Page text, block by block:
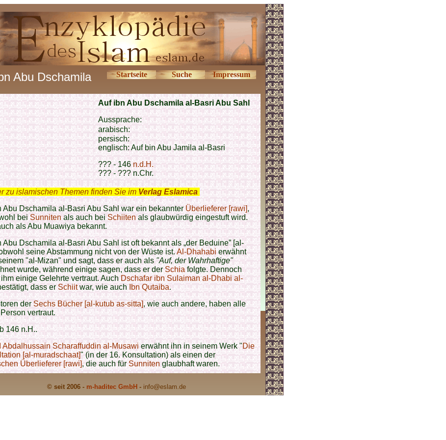
Abu Dschamila Startseite Suche Impressum
Auf ibn Abu Dschamila al-Basri Abu Sahl
Aussprache:
arabisch:
persisch:
englisch:Auf bin Abu Jamila al-Basri
??? - 146n.d.H.
??? - ??? n.Chr.
zu islamischen Themen finden Sie im Verlag Eslamica
Abu Dschamila al-Basri Abu Sahl war ein bekannterÜberlieferer [rawi],
beiSunnitenals auch beiSchiitenals glaubwürdig eingestuft wird.
als Abu Muawiya bekannt.
Abu Dschamila al-Basri Abu Sahl ist oft bekannt als „der Beduine” [al-
seine Abstammung nicht von der Wüste ist.Al-Dhahabierwähnt
"al-Mizan" und sagt, dass er auch als"Auf, der Wahrhaftige"
wurde, während einige sagen, dass er derSchiafolgte. Dennoch
einige Gelehrte vertraut. AuchDschafar ibn Sulaiman al-Dhabi al-
dass erSchiitwar, wie auchIbn Qutaiba.
derSechs Bücher [al-kutub as-sitta], wie auch andere, haben alle
vertraut.
146 n.H..
Abdalhussain Scharaffuddin al-Musawierwähnt ihn in seinem Werk "Die
[al-muradschaat]" (in der 16. Konsultation) als einen der
Überlieferer [rawi], die auch fürSunnitenglaubhaft waren.
© seit 2006 - m-haditec GmbH - info@eslam.de